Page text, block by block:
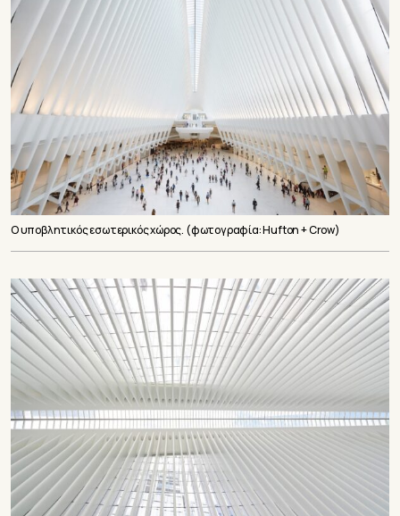
O υποβλητικός εσωτερικός χώρος. (φωτογραφία: Hufton + Crow)